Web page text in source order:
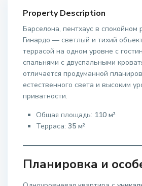
Property Description
Барселона, пентхаус в спокойном
Гинардо — светлый и тихий
террасой на одном уровне с
спальнями с двуспальными
отличается продуманной
естественного света и высоким
приватности.
Общая площадь: 110 м²
Терраса:35 м²
Планировка и